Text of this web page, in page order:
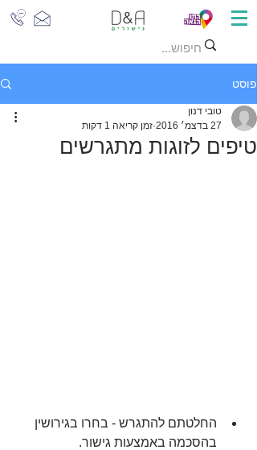
פוסט
טיפים לזוגות מתגרשים
טובי דנון
27 בדצמ׳ 2016
זמן קריאה 1 דקות
החלטתם להתגרש - בחרו בגירושין
בהסכמה באמצעות גישור.